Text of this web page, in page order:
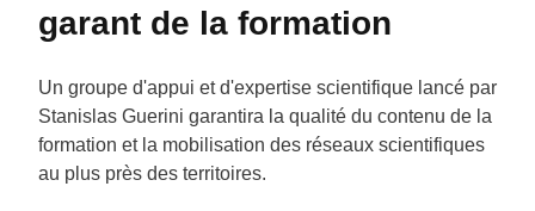
garant de la formation
Un groupe d'appui et d'expertise scientifique lancé par
Stanislas Guerini garantira la qualité du contenu de la
formation et la mobilisation des réseaux scientifiques
au plus près des territoires.